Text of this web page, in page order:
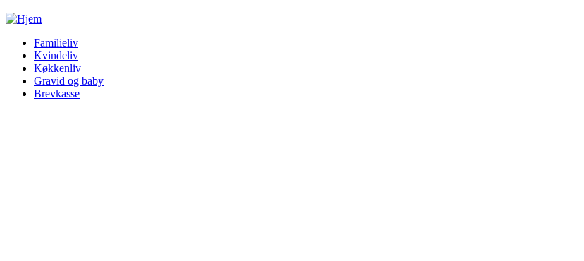
Gå til hovedindhold
Familieliv
Kvindeliv
Køkkenliv
Gravid og baby
Brevkasse